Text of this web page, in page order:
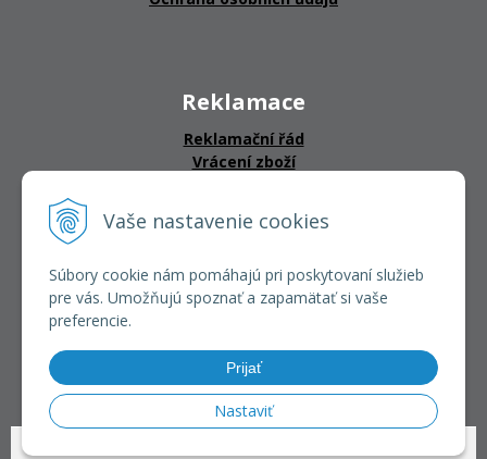
Vaše nastavenie cookies
Súbory cookie nám pomáhajú pri poskytovaní služieb
pre vás. Umožňujú spoznať a zapamätať si vaše
preferencie.
Prijať
Nastaviť
Reklamace
Reklamační řád
Vrácení zboží
CERTIFIKÁTY